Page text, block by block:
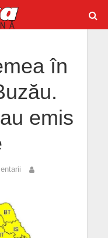
în
emis